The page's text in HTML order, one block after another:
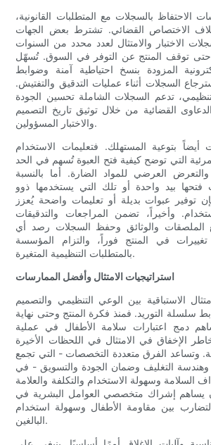
الاحتفاظ بالسجلات مع المتطلبات القانونية،
الاختصاص القضائي. تشترط بعض الجهات
الاختبار والامتثال لعدد محدد من السنوات
حتى توقف المنتج عن التوفر في السوق. تُسهّل
المزودة بنسخ احتياطية آمنة وضوابط
السجلات أثناء عمليات التدقيق والتفتيش.
تدعم السجلات الشاملة تحسين الجودة
القضائية من خلال توثيق تاريخ التصميم
والاختبار المسؤولين.
بتوعية المستهلك. فتعليمات الاستخدام
التي توضح كيفية فتح العبوة تُسهم في الحد
العرضي للمواد الضارة. أما بالنسبة
فتحها بيد واحدة أو تلك التي يستخدمها ذوو
توفير عبوات بديلة أو تعليمات واضحة يُعزز
وأخيراً، تضمن المراجعات والتدقيقات
الملصقات والوثائق وحفظ السجلات رصد أي
تغييرات في المنتج فوراً، والتزام المؤسسة
بالمتطلبات التنظيمية المتغيرة.
استراتيجيات الامتثال وأفضل الممارسات
الاستباقية بين الوعي التنظيمي والتصميم
سلسلة التوريد. فمنذ فكرة المنتج وحتى نهاية
دمج اعتبارات سلامة الأطفال في عملية
الإخفاق في الامتثال في اللحظات الأخيرة
وتساعد الفرق متعددة التخصصات - التي تجمع
وهندسة التغليف وضمان الجودة والتسويق - في
السلامة وسهولة الاستخدام والتكلفة والعلامة
يساهم إشراك متخصصي العوامل البشرية في
بين مقاومة الأطفال وسهولة استخدام
البالغين.